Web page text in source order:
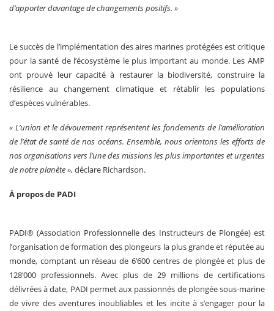
d’apporter davantage de changements positifs. »
Le succès de l’implémentation des aires marines protégées est critique
pour la santé de l’écosystème le plus important au monde. Les AMP
ont prouvé leur capacité à restaurer la biodiversité, construire la
résilience au changement climatique et rétablir les populations
d’espèces vulnérables.
« L’union et le dévouement représentent les fondements de l’amélioration
de l’état de santé de nos océans. Ensemble, nous orientons les efforts de
nos organisations vers l’une des missions les plus importantes et urgentes
de notre planète », déclare Richardson.
À propos de PADI
PADI® (Association Professionnelle des Instructeurs de Plongée) est
l’organisation de formation des plongeurs la plus grande et réputée au
monde, comptant un réseau de 6’600 centres de plongée et plus de
128’000 professionnels. Avec plus de 29 millions de certifications
délivrées à date, PADI permet aux passionnés de plongée sous-marine
de vivre des aventures inoubliables et les incite à s’engager pour la